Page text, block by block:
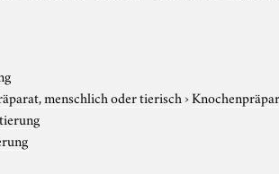
menschlich oder tierisch›